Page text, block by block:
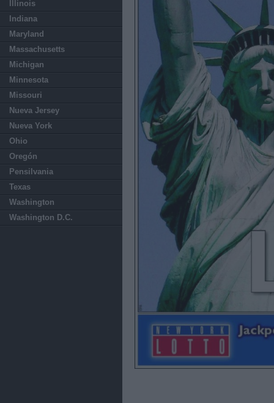
Illinois
Indiana
Maryland
Massachusetts
Michigan
Minnesota
Missouri
Nueva Jersey
Nueva York
Ohio
Oregón
Pensilvania
Texas
Washington
Washington D.C.